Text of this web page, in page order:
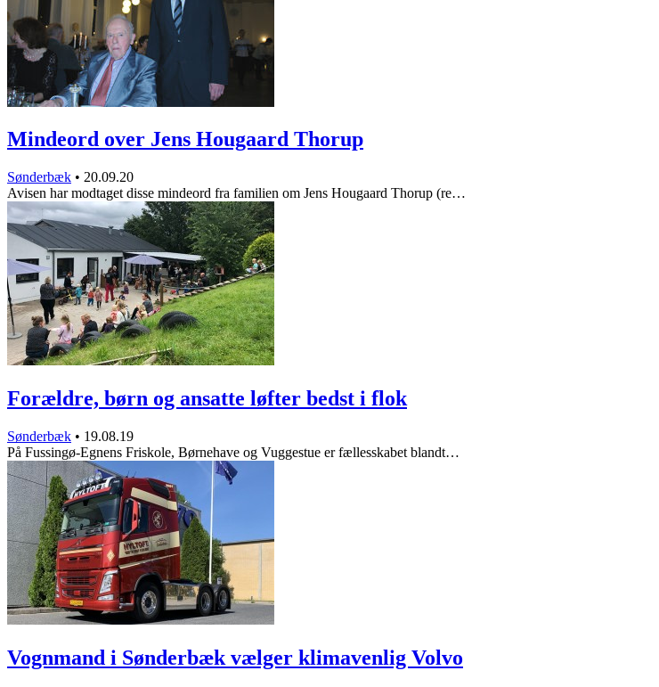
Mindeord over Jens Hougaard Thorup
Sønderbæk • 20.09.20
Avisen har modtaget disse mindeord fra familien om Jens Hougaard Thorup (re…
Forældre, børn og ansatte løfter bedst i flok
Sønderbæk • 19.08.19
På Fussingø-Egnens Friskole, Børnehave og Vuggestue er fællesskabet blandt…
Vognmand i Sønderbæk vælger klimavenlig Volvo